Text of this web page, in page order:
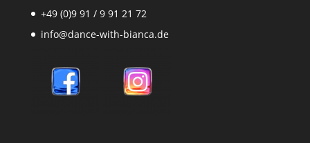
+49 (0)9 91 / 9 91 21 72
info@dance-with-bianca.de